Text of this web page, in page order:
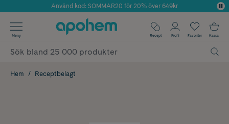
Årets Butik 2025 inom Skönhet
Använd kod: SOMMAR20 för 20% över 649kr
✓ Fri frakt
✓ Poäng på alla köp*
Meny Recept Profil Favoriter Kassa
Hem Receptbelagt